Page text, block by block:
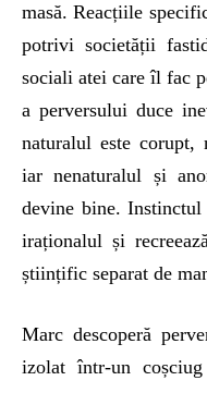
masă. Reacțiile
potrivi societății
sociali atei care îl fac
a perversului duce
naturalul este corupt,
iar nenaturalul și
devine bine.
iraționalul și
științific separat de
Marc descoperă
izolat într-un